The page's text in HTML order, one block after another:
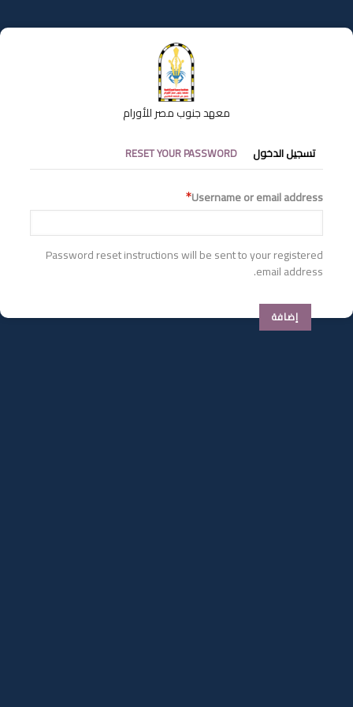
إلى
المحتوى
معهد جنوب مصر للأورام
التبويبات
الأساسية
تسجيل الدخول RESET YOUR PASSWORD
Username or email address
Password reset instructions will be sent to your registered
email address.